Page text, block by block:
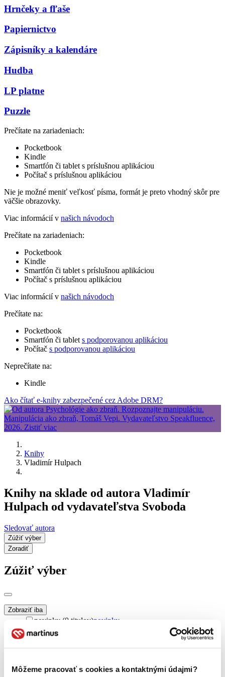
Môžeme pracovať s cookies a kontaktnými údajmi?
Hrnčeky a fľaše
Papiernictvo
Zápisníky a kalendáre
Hudba
LP platne
Puzzle
Prečítate na zariadeniach:
Pocketbook
Kindle
Smartfón či tablet s príslušnou aplikáciou
Počítač s príslušnou aplikáciou
Nie je možné meniť veľkosť písma, formát je preto vhodný skôr pre
väčšie obrazovky.
Viac informácií v našich návodoch
Prečítate na zariadeniach:
Pocketbook
Kindle
Smartfón či tablet s príslušnou aplikáciou
Počítač s príslušnou aplikáciou
Viac informácií v našich návodoch
Prečítate na:
Pocketbook
Smartfón či tablet s podporovanou aplikáciou
Počítač s podporovanou aplikáciou
Neprečítate na:
Kindle
Ako čítať e-knihy zabezpečené cez Adobe DRM?
Knihy
Vladimír Hulpach
Knihy na sklade od autora Vladimír
Hulpach od vydavateľstva Svoboda
Sledovať autora
Zúžiť výber
Zoradiť
Zúžiť výber
Zobraziť iba
novinky (0 titulov)novinky
zľavnené tituly (0 titulov)
Dostupnosť
predpredaj (0 titulov)predpredaj